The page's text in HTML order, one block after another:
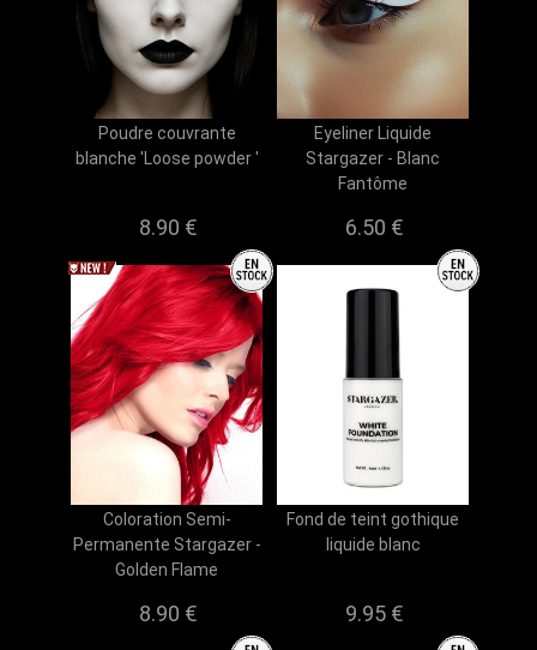
Poudre couvrante
blanche 'Loose powder '
8.90 €
Eyeliner Liquide
Stargazer - Blanc
Fantôme
6.50 €
Coloration Semi-
Permanente Stargazer -
Golden Flame
8.90 €
Fond de teint gothique
liquide blanc
9.95 €